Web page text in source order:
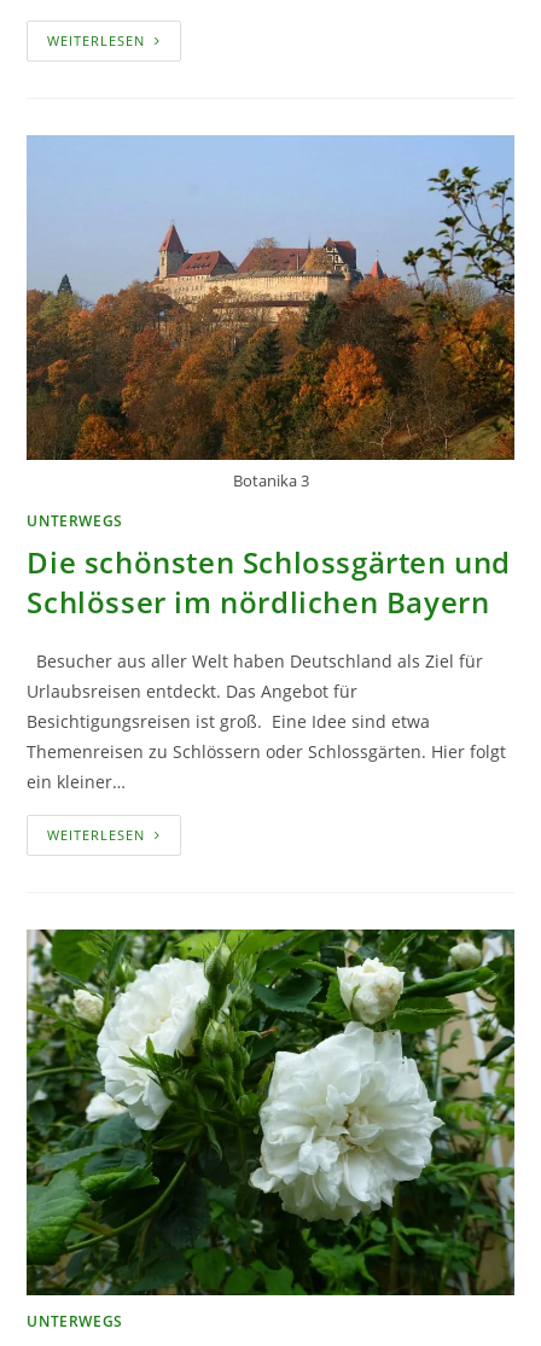
WEITERLESEN MAINAU
–
Botanika 3
UNTERWEGS
Die schönsten Schlossgärten und
Schlösser im nördlichen Bayern
Besucher aus aller Welt haben Deutschland als Ziel für
Urlaubsreisen entdeckt. Das Angebot für
Besichtigungsreisen ist groß. Eine Idee sind etwa
Themenreisen zu Schlössern oder Schlossgärten. Hier folgt
ein kleiner…
WEITERLESEN DIE
SCHÖNSTEN
NÖRDLICHEN
BAYERN
UNTERWEGS